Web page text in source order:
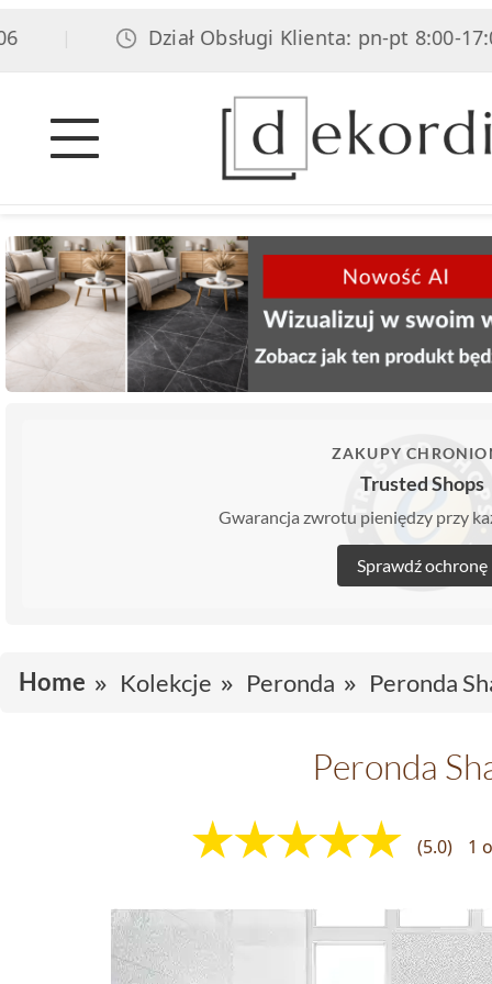
Dział Obsługi Klienta: pn-pt 8:00-17:00,
ZAKUPY
Trusted Shops
Gwarancja zwrotu pieniędzy przy
Sprawdź ochronę
Home Kolekcje Peronda Peronda
Peronda
(5.0) 1